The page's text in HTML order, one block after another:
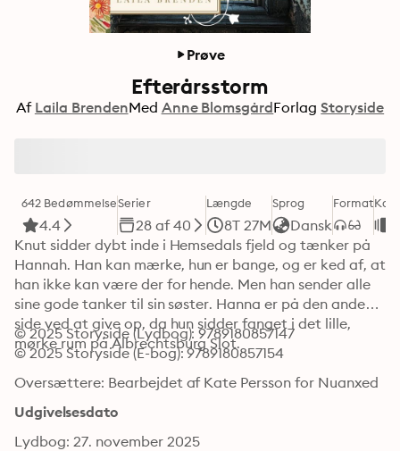
Prøve
Efterårsstorm
Af Laila BrendenMed Anne BlomsgårdForlag Storyside
642 Bedømmelse
4.4
Serier
28 af 40
Længde
8T 27M
Sprog
Dansk
Format
Knut sidder dybt inde i Hemsedals fjeld og tænker på
Hannah. Han kan mærke, hun er bange, og er ked af, at
han ikke kan være der for hende. Men han sender alle
sine gode tanker til sin søster. Hanna er på den anden
side ved at give op, da hun sidder fanget i det lille,
mørke rum på Albrechtsburg Slot.
© 2025 Storyside (Lydbog): 9789180857147
© 2025 Storyside (E-bog): 9789180857154
Oversættere: Bearbejdet af Kate Persson for Nuanxed
Udgivelsesdato
Lydbog: 27. november 2025